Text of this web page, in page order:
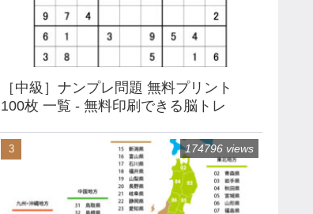
［中級］ナンプレ問題 無料プリント
100枚 一覧 - 無料印刷できる脳トレ
174796 views